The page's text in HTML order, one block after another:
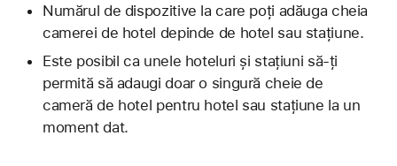
Numărul de dispozitive la care poți adăuga cheia
camerei de hotel depinde de hotel sau stațiune.
Este posibil ca unele hoteluri și stațiuni să-ți
permită să adaugi doar o singură cheie de
cameră de hotel pentru hotel sau stațiune la un
moment dat.